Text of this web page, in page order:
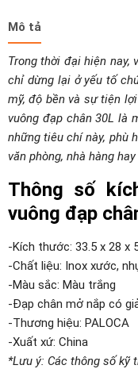
Mô tả
Trong thời đại hiện nay,
chỉ dừng lại ở yếu tố
mỹ, độ bền và sự tiện
vuông đạp chân 30L là
những tiêu chí này, phù
văn phòng, nhà hàng
Thông số
vuông đạp
-Kích thước: 33.5 x 28 x
-Chất liệu: Inox xước,
-Màu sắc: Màu trắng
-Đạp chân mở nắp có
-Thương hiệu: PALOCA
-Xuất xứ: China
*Lưu ý: Các thông số kỹ